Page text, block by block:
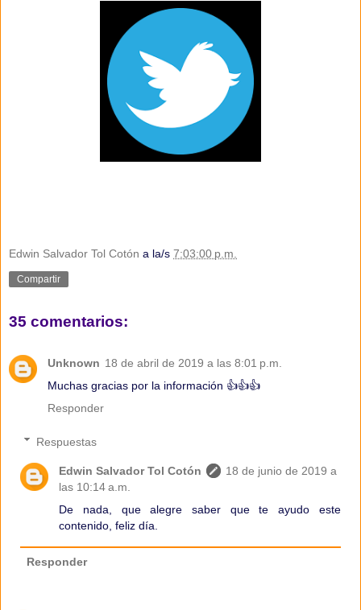
Edwin Salvador Tol Cotón a la/s 7:03:00 p.m.
Compartir
35 comentarios:
Unknown 18 de abril de 2019 a las 8:01 p.m.
Muchas gracias por la información 👍👍👍
Responder
Respuestas
Edwin Salvador Tol Cotón
18 de junio de 2019 a
las 10:14 a.m.
De nada, que alegre saber que te ayudo este
contenido, feliz día.
Responder